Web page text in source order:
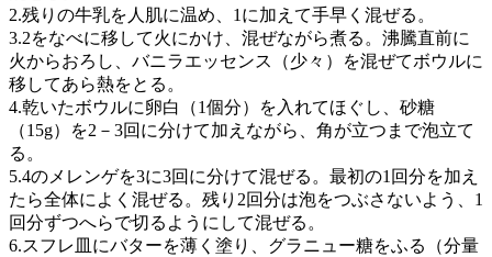
2.残りの牛乳を人肌に温め、1に加えて手早く混ぜる。
3.2をなべに移して火にかけ、混ぜながら煮る。沸騰直前に
火からおろし、バニラエッセンス（少々）を混ぜてボウルに
移してあら熱をとる。
4.乾いたボウルに卵白（1個分）を入れてほぐし、砂糖
（15g）を2－3回に分けて加えながら、角が立つまで泡立て
る。
5.4のメレンゲを3に3回に分けて混ぜる。最初の1回分を加え
たら全体によく混ぜる。残り2回分は泡をつぶさないよう、1
回分ずつへらで切るようにして混ぜる。
6.スフレ皿にバターを薄く塗り、グラニュー糖をふる（分量